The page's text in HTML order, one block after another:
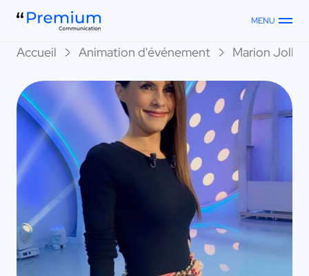
MENU
Accueil Animation d'événement Marion